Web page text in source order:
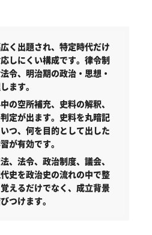
く出題され、特定時代だけ
しにくい構成です。律令制
令、明治期の政治・思想・
ます。
の空所補充、史料の解釈、
定が出ます。史料を丸暗記
つ、何を目的として出した
が有効です。
、法令、政治制度、議会、
史を政治史の流れの中で整
えるだけでなく、成立背景
つけます。